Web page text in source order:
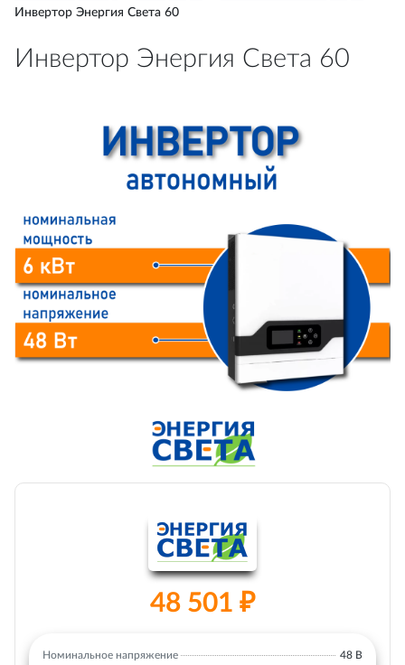
Инвертор Энергия Света 60
Инвертор Энергия Света 60
48 501 ₽
Номинальное напряжение
48 В